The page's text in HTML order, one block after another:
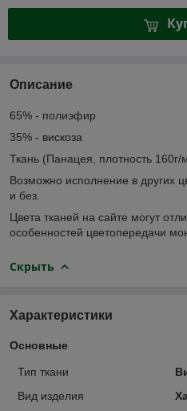
Описание
65% - полиэфир
35% - вискоза
Ткань (Панацея, плотность 160г/
Возможно исполнение в других
и без.
Цвета тканей на сайте могут
особенностей цветопередачи
Скрыть
Характеристики
Основные
Тип ткани
Вид изделия